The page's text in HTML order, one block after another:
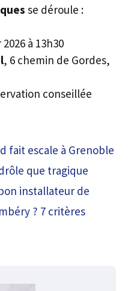
se déroule :
à 13h30
, 6 chemin de Gordes,
conseillée
fait escale à Grenoble
que tragique
installateur de
? 7 critères